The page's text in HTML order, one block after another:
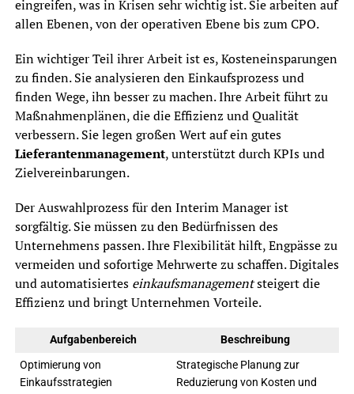
eingreifen, was in Krisen sehr wichtig ist. Sie arbeiten auf
allen Ebenen, von der operativen Ebene bis zum CPO.
Ein wichtiger Teil ihrer Arbeit ist es, Kosteneinsparungen
zu finden. Sie analysieren den Einkaufsprozess und
finden Wege, ihn besser zu machen. Ihre Arbeit führt zu
Maßnahmenplänen, die die Effizienz und Qualität
verbessern. Sie legen großen Wert auf ein gutes
Lieferantenmanagement, unterstützt durch KPIs und
Zielvereinbarungen.
Der Auswahlprozess für den Interim Manager ist
sorgfältig. Sie müssen zu den Bedürfnissen des
Unternehmens passen. Ihre Flexibilität hilft, Engpässe zu
vermeiden und sofortige Mehrwerte zu schaffen. Digitales
und automatisiertes einkaufsmanagementsteigert die
Effizienz und bringt Unternehmen Vorteile.
Aufgabenbereich
Beschreibung
Optimierung von
Einkaufsstrategien
Strategische Planung zur
Reduzierung von Kosten und